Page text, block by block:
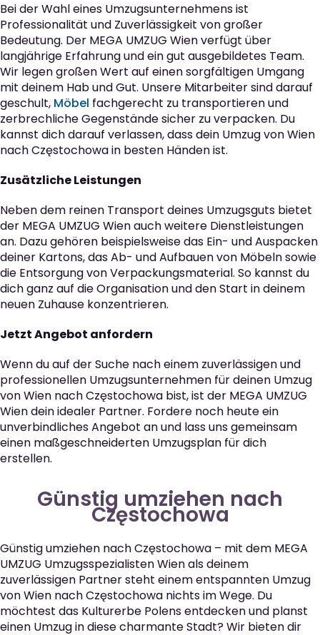
Bei der Wahl eines Umzugsunternehmens ist
Professionalität und Zuverlässigkeit von großer
Bedeutung. Der MEGA UMZUG Wien verfügt über
langjährige Erfahrung und ein gut ausgebildetes Team.
Wir legen großen Wert auf einen sorgfältigen Umgang
mit deinem Hab und Gut. Unsere Mitarbeiter sind darauf
geschult, Möbel fachgerecht zu transportieren und
zerbrechliche Gegenstände sicher zu verpacken. Du
kannst dich darauf verlassen, dass dein Umzug von Wien
nach Częstochowa in besten Händen ist.
Zusätzliche Leistungen
Neben dem reinen Transport deines Umzugsguts bietet
der MEGA UMZUG Wien auch weitere Dienstleistungen
an. Dazu gehören beispielsweise das Ein- und Auspacken
deiner Kartons, das Ab- und Aufbauen von Möbeln sowie
die Entsorgung von Verpackungsmaterial. So kannst du
dich ganz auf die Organisation und den Start in deinem
neuen Zuhause konzentrieren.
Jetzt Angebot anfordern
Wenn du auf der Suche nach einem zuverlässigen und
professionellen Umzugsunternehmen für deinen Umzug
von Wien nach Częstochowa bist, ist der MEGA UMZUG
Wien dein idealer Partner. Fordere noch heute ein
unverbindliches Angebot an und lass uns gemeinsam
einen maßgeschneiderten Umzugsplan für dich
erstellen.
Günstig umziehen nach
Częstochowa
Günstig umziehen nach Częstochowa – mit dem MEGA
UMZUG Umzugsspezialisten Wien als deinem
zuverlässigen Partner steht einem entspannten Umzug
von Wien nach Częstochowa nichts im Wege. Du
möchtest das Kulturerbe Polens entdecken und planst
einen Umzug in diese charmante Stadt? Wir bieten dir